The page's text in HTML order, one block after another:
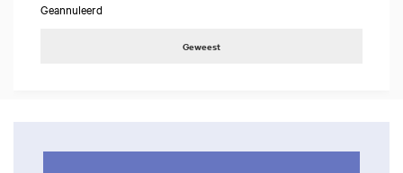
Geannuleerd
Geweest